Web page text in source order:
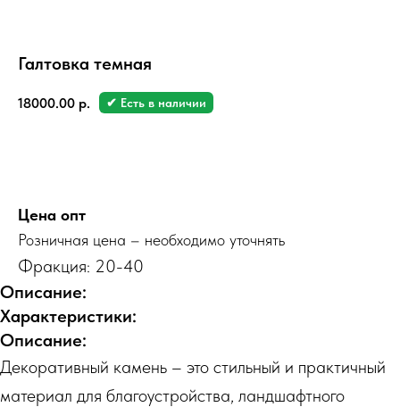
Галтовка темная
18000.00 р. ✔ Есть в наличии
Цена опт
Розничная цена – необходимо уточнять
Фракция: 20-40
Описание:
Характеристики:
Описание:
Декоративный камень – это стильный и практичный
материал для благоустройства, ландшафтного